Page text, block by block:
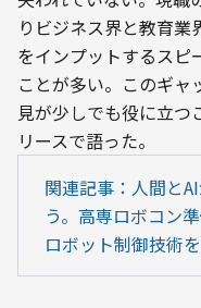
りビジネス界と教育業
をインプットするスピ
ことが多い。このギ
見が少しでも役に立つ
リースで語った。
関連記事：人間と
う。高専ロボコン
ロボット制御技術